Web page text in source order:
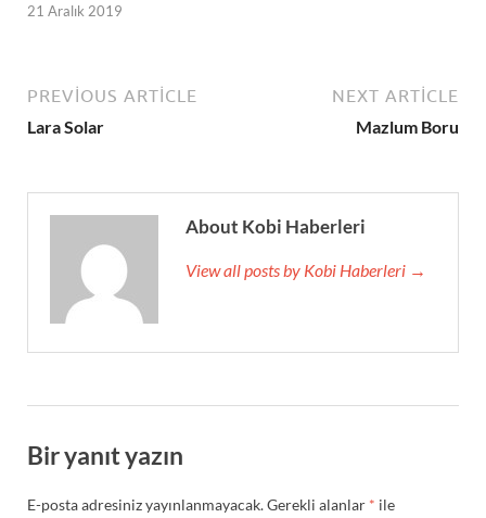
21 Aralık 2019
PREVIOUS ARTICLE
Lara Solar
NEXT ARTICLE
Mazlum Boru
About Kobi Haberleri
View all posts by Kobi Haberleri →
Bir yanıt yazın
E-posta adresiniz yayınlanmayacak.Gerekli alanlar * ile